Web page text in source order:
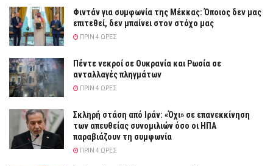
Φιντάν για συμφωνία της Μέκκας: Όποιος δεν μας
επιτεθεί, δεν μπαίνει στον στόχο μας
ΠΡΙΝ 4 ΏΡΕΣ
Πέντε νεκροί σε Ουκρανία και Ρωσία σε
ανταλλαγές πληγμάτων
ΠΡΙΝ 4 ΏΡΕΣ
Σκληρή στάση από Ιράν: «Όχι» σε επανεκκίνηση
των απευθείας συνομιλιών όσο οι ΗΠΑ
παραβιάζουν τη συμφωνία
ΠΡΙΝ 4 ΏΡΕΣ